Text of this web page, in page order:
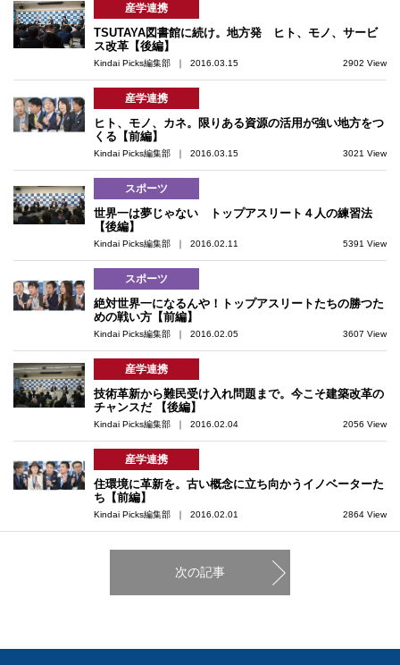
産学連携
TSUTAYA図書館に続け。地方発 ヒト、モノ、サービ
ス改革【後編】
Kindai Picks編集部 ｜ 2016.03.15 2902 View
産学連携
ヒト、モノ、カネ。限りある資源の活用が強い地方をつ
くる【前編】
Kindai Picks編集部 ｜ 2016.03.15 3021 View
スポーツ
世界一は夢じゃない トップアスリート４人の練習法
【後編】
Kindai Picks編集部 ｜ 2016.02.11 5391 View
スポーツ
絶対世界一になるんや！トップアスリートたちの勝つた
めの戦い方【前編】
Kindai Picks編集部 ｜ 2016.02.05 3607 View
産学連携
技術革新から難民受け入れ問題まで。今こそ建築改革の
チャンスだ 【後編】
Kindai Picks編集部 ｜ 2016.02.04 2056 View
産学連携
住環境に革新を。古い概念に立ち向かうイノベーターた
ち【前編】
Kindai Picks編集部 ｜ 2016.02.01 2864 View
次の記事